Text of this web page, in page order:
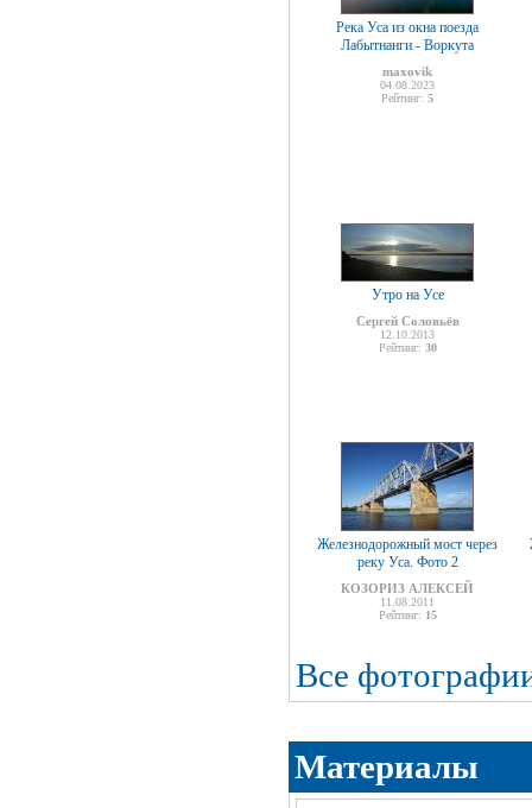
Река Уса из окна поезда
Лабытнанги - Воркута
maxovik
04.08.2023
Рейтинг: 5
Утро на Усе
Сергей Соловьёв
12.10.2013
Рейтинг: 30
Железнодорожный мост через
реку Уса. Фото 2
КОЗОРИЗ АЛЕКСЕЙ
11.08.2011
Рейтинг: 15
Все
Материалы